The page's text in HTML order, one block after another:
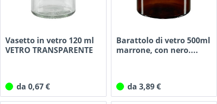
Vasetto in vetro 120 ml
VETRO TRANSPARENTE
da 0,67 €
Barattolo di vetro 500ml
marrone, con nero....
da 3,89 €